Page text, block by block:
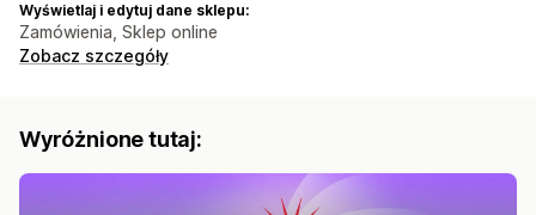
Wyświetlaj i edytuj dane sklepu:
Zamówienia, Sklep online
Zobacz szczegóły
Wyróżnione tutaj: